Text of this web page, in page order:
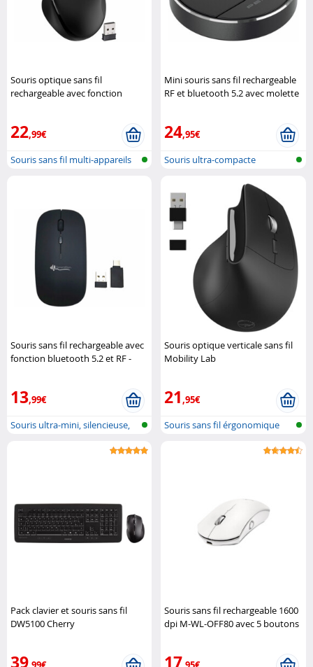
Souris optique sans fil
rechargeable avec fonction
22,99€
Souris sans fil multi-appareils
Mini souris sans fil rechargeable
RF et bluetooth 5.2 avec molette
24,95€
Souris ultra-compacte
Souris sans fil rechargeable avec
fonction bluetooth 5.2 et RF -
13,99€
Souris ultra-mini, silencieuse,
Souris optique verticale sans fil
Mobility Lab
21,95€
Souris sans fil érgonomique
Pack clavier et souris sans fil
DW5100 Cherry
39
Souris sans fil rechargeable 1600
dpi M-WL-OFF80 avec 5 boutons
17